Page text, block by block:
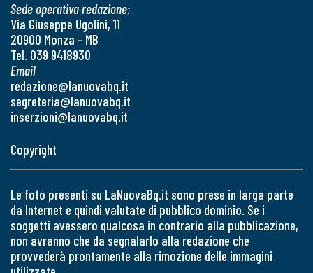
Sede operativa redazione:
Via Giuseppe Ugolini, 11
20900 Monza - MB
Tel. 039 9418930
Email
redazione@lanuovabq.it
segreteria@lanuovabq.it
inserzioni@lanuovabq.it
Copyright
Le foto presenti su LaNuovaBq.it sono prese in larga parte
da Internet e quindi valutate di pubblico dominio. Se i
soggetti avessero qualcosa in contrario alla pubblicazione,
non avranno che da segnalarlo alla redazione che
provvederà prontamente alla rimozione delle immagini